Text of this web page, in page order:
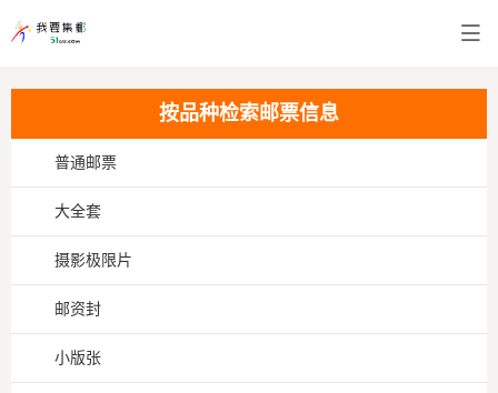
按品种检索邮票信息
普通邮票
大全套
摄影极限片
邮资封
小版张